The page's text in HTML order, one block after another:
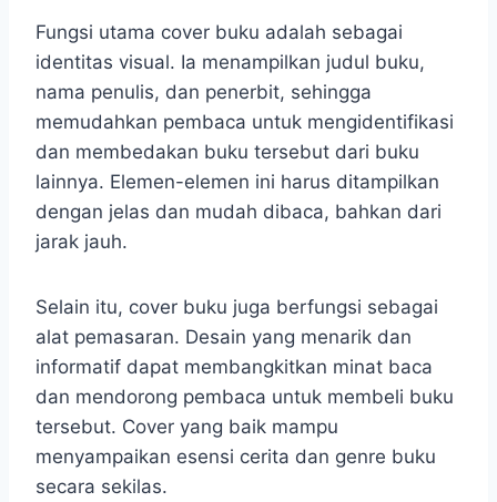
Fungsi utama cover buku adalah sebagai
identitas visual. Ia menampilkan judul buku,
nama penulis, dan penerbit, sehingga
memudahkan pembaca untuk mengidentifikasi
dan membedakan buku tersebut dari buku
lainnya. Elemen-elemen ini harus ditampilkan
dengan jelas dan mudah dibaca, bahkan dari
jarak jauh.
Selain itu, cover buku juga berfungsi sebagai
alat pemasaran. Desain yang menarik dan
informatif dapat membangkitkan minat baca
dan mendorong pembaca untuk membeli buku
tersebut. Cover yang baik mampu
menyampaikan esensi cerita dan genre buku
secara sekilas.